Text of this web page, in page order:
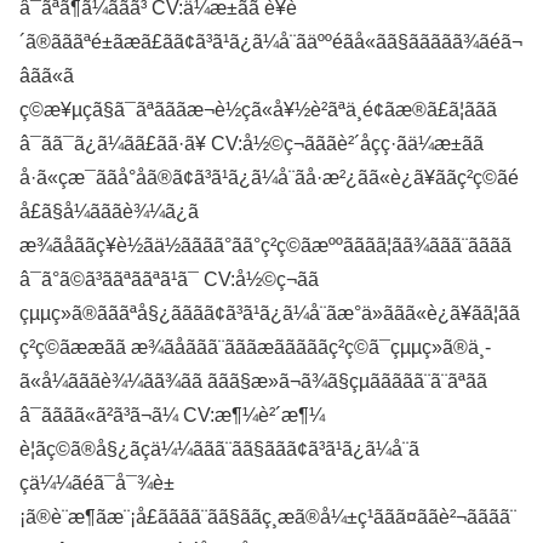
â¯ãªã¶ã¼ããã³ CV:ä¼æ±ãã è¥è
´ã®ãããªé±ãæã£ãã¢ã³ã¹ã¿ã¼å¨ãäººéãå«ãã§ããããã¾ãéã¬
âãã«ã
ç©æ¥µçã§ã¯ãªãããæ¬è½çã«å¥½è²ãªä¸é¢ãæ®ã£ã¦ããã
â¯ãã¯ã¿ã¼ãã£ãã·ã¥ CV:å½©ç¬ãããè²´åçç·ãä¼æ±ãã
å·ã«çæ¯ããå°åã®ã¢ã³ã¹ã¿ã¼å¨ãå·æ²¿ãã«è¿ã¥ããç²ç©ãé
å£ã§å¼ãããè¾¼ã¿ã
æ¾ãåããç¥è½ãä½ãããã°ãã°ç²ç©ãæººãããã¦ãã¾ããã¨ãããã
â¯ã°ã©ã³ããªããªã¹ã¯ CV:å½©ç¬ãã
çµµç»ã®ãããªå§¿ãããã¢ã³ã¹ã¿ã¼å¨ãæ°ä»ããã«è¿ã¥ãã¦ãã
ç²ç©ãææãã æ¾ãåããã¨ãããæãããããç²ç©ã¯çµµç»ã®ä¸­
ã«å¼ãããè¾¼ãã¾ãã ããã§æ­»ã¬ã¾ã§çµããããã¨ã¨ãªãã
â¯ãããã«ã²ã³ã¬ã¼ CV:æ¶¼è²´æ¶¼
è¦ãç©ã®å§¿ãçä¼¼ããã¨ãã§ããã¢ã³ã¹ã¿ã¼å¨ã
çä¼¼ãéã¯å¯¾è±
¡ã®è¨æ¶ãæ¨¡å£ãããã¨ãã§ããç¸æã®å¼±ç¹ããã¤ããè²¬ãããã¨